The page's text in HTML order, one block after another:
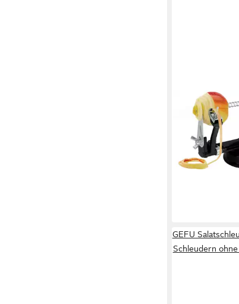
GEFU
Apfelschäler
Funktion,
32,95 €
lieferbar - in 1-2
GEFU
Schleudern